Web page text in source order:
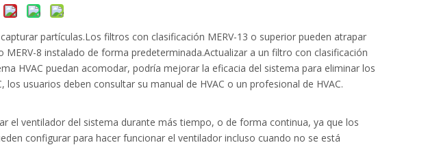
partículas.Los filtros con clasificación MERV-13 o superior pueden atrapar
8 instalado de forma predeterminada.Actualizar a un filtro con clasificación
HVAC puedan acomodar, podría mejorar la eficacia del sistema para eliminar los
usuarios deben consultar su manual de HVAC o un profesional de HVAC.
el ventilador del sistema durante más tiempo, o de forma continua, ya que los
configurar para hacer funcionar el ventilador incluso cuando no se está